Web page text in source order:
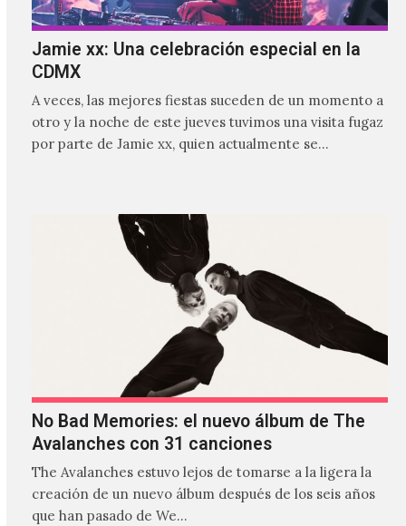
Jamie xx: Una celebración especial en la
CDMX
A veces, las mejores fiestas suceden de un momento a
otro y la noche de este jueves tuvimos una visita fugaz
por parte de Jamie xx, quien actualmente se
No Bad Memories: el nuevo álbum de The
Avalanches con 31 canciones
The Avalanches estuvo lejos de tomarse a la ligera la
creación de un nuevo álbum después de los seis años
que han pasado de We…